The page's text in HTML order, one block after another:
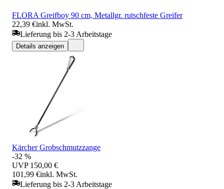
FLORA Greifboy 90 cm, Metallgr. rutschfeste Greifer
22,39 €inkl. MwSt.
Lieferung bis 2-3 Arbeitstage
Details anzeigen
Kärcher Grobschmutzzange
-32 %
UVP 150,00 €
101,99 €inkl. MwSt.
Lieferung bis 2-3 Arbeitstage